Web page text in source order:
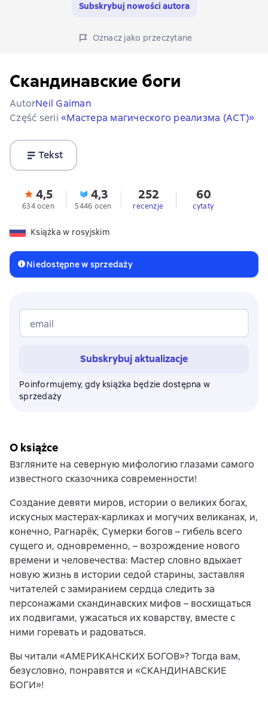
Subskrybuj nowości autora
Oznacz jako przeczytane
Скандинавские боги
AutorNeil Gaiman
Część serii «Мастера магического реализма (АСТ)»
Tekst
4,5
634 ocen
4,3
5446 ocen
252
recenzje
60
cytaty
Książka w rosyjskim
Niedostępne w sprzedaży
email
Subskrybuj aktualizacje
Poinformujemy, gdy książka będzie dostępna w
sprzedaży
O książce
Взгляните на северную мифологию глазами самого
известного сказочника современности!
Создание девяти миров, истории о великих богах,
искусных мастерах-карликах и могучих великанах, и,
конечно, Рагнарёк, Сумерки богов – гибель всего
сущего и, одновременно, – возрождение нового
времени и человечества: Мастер словно вдыхает
новую жизнь в истории седой старины, заставляя
читателей с замиранием сердца следить за
персонажами скандинавских мифов – восхищаться
их подвигами, ужасаться их коварству, вместе с
ними горевать и радоваться.
Вы читали «АМЕРИКАНСКИХ БОГОВ»? Тогда вам,
безусловно, понравятся и «СКАНДИНАВСКИЕ
БОГИ»!